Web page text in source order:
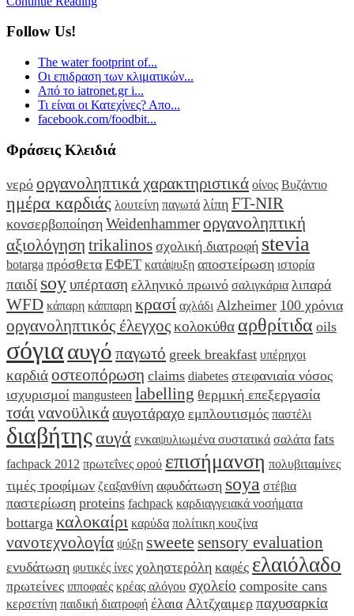
Follow Us!
The water footprint of...
Οι επιδραση των κλιματικών...
Από το iatronet.gr i...
Τι είναι οι Κατεχίνες? Απο...
facebook.com/foodbit...
Φράσεις Κλειδιά
νερό οργανοληπτικά χαρακτηριστικά οίνος Βυζάντιο
ημέρα καρδιάς λουτείνη παγωτά λίπη FT-NIR
κονσερβοποίηση Weidenhammerοργανοληπτική
αξιολόγηση trikalinos σχολική διατροφή stevia
botarga πρόσθετα ΕΦΕΤ κατάψυξη αποστείρωση ιστορία
παιδί soyυπέρταση ελληνικό πρωινό σαλιγκάρια λιπαρά
WFD κάπαρη κάππαρη κρασί αχλάδι Alzheimer 100 χρόνια
οργανοληπτικός έλεγχοςκολοκύθα αρθρίτιδα oils
σόγιααυγό παγωτό greek breakfast υπέρηχοι
καρδιάοστεοπόρωση claims diabetes στεφανιαία νόσος
ισχυρισμοί mangusteen labelling θερμική επεξεργασία
τσάι νανοϋλικάαυγοτάραχο εμπλουτισμός παστέλι
διαβήτης αυγά ενκαψυλιωμένα συστατικά σαλάτα fats
fachpack 2012 πρωτεΐνες ορού επισήμανση πολυβιταμίνες
τιμές τροφίμων ζεαξανθίνη αφυδάτωση soya στέβια
παστερίωση proteins fachpack καρδιαγγειακά νοσήματα
bottarga καλοκαίρι καρύδα πολίτικη κουζίνα
νανοτεχνολογία ψύξη sweete sensory evaluation
ενυδάτωση φυτικές ίνες χοληστερόλη καφές ελαιόλαδο
πρωτείνες ιπποφαές κρέας αλόγου σχολείο composite cans
κερσετίνη παιδική διατροφή έλαια Αλτζχαιμερ παχυσαρκία